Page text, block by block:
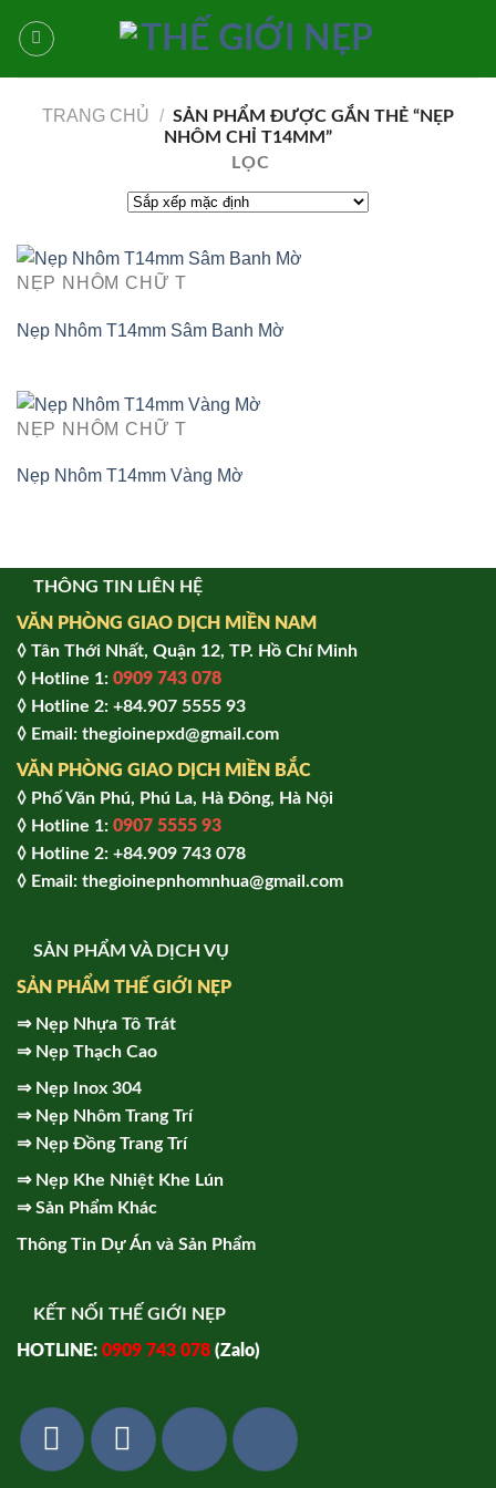
qua
TRANG CHỦ / SẢN PHẨM ĐƯỢC GẮN THẺ “NẸP
NHÔM CHỈ T14MM”
LỌC
NẸP NHÔM CHỮ T
Nẹp Nhôm T14mm Sâm Banh Mờ
NẸP NHÔM CHỮ T
Nẹp Nhôm T14mm Vàng Mờ
THÔNG TIN LIÊN HỆ
VĂN PHÒNG GIAO DỊCH MIỀN NAM
◊ Tân Thới Nhất, Quận 12, TP. Hồ Chí Minh
◊ Hotline 1: 0909 743 078
◊ Hotline 2: +84.907 5555 93
◊ Email: thegioinepxd@gmail.com
VĂN PHÒNG GIAO DỊCH MIỀN BẮC
◊ Phố Văn Phú, Phú La, Hà Đông, Hà Nội
◊ Hotline 1: 0907 5555 93
◊ Hot line 2: +84.909 743 078
◊ Email: thegioinepnhomnhua@gmail.com
SẢN PHẨM VÀ DỊCH VỤ
SẢN PHẨM THẾ GIỚI NẸP
⇒ Nẹp Nhựa Tô Trát
⇒ Nẹp Thạch Cao
⇒ Nẹp Inox 304
⇒ Nẹp Nhôm Trang Trí
⇒ Nẹp Đồng Trang Trí
⇒ Nẹp Khe Nhiệt Khe Lún
⇒Sản Phẩm Khác
Thông Tin Dự Án và Sản Phẩm
KẾT NỐI THẾ GIỚI NẸP
HOTLINE: 0909 743 078 (Zalo)